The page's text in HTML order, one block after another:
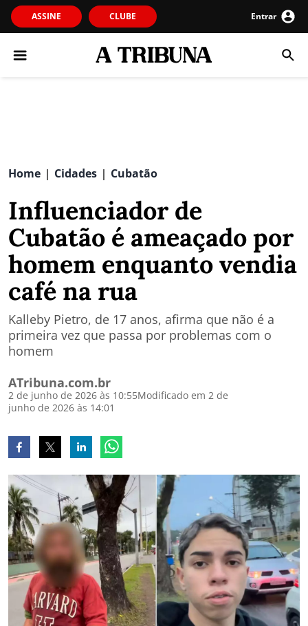
ASSINE CLUBE Entrar
Home | Cidades | Cubatão
Influenciador de
Cubatão é ameaçado por
homem enquanto vendia
café na rua
Kalleby Pietro, de 17 anos, afirma que não é a
primeira vez que passa por problemas com o
homem
ATribuna.com.br
2 de junho de 2026 às 10:55Modificado em 2 de
junho de 2026 às 14:01